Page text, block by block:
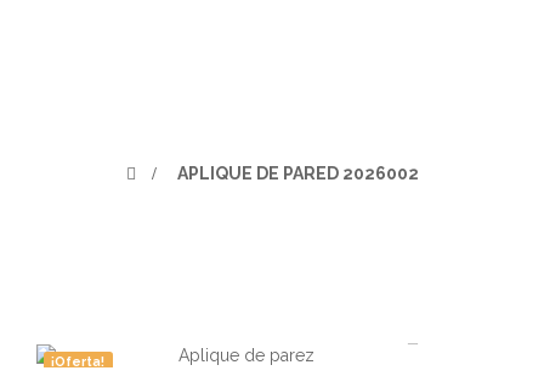
> APLIQUE DE PARED 2026002
¡Oferta!